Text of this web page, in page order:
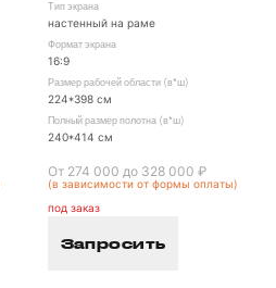
Тип экрана
настенный на раме
Формат экрана
16:9
Размер рабочей области (в*ш)
224*398 см
Полный размер полотна (в*ш)
240*414 см
От 274 000 до 328 000 ₽
(в зависимости от формы оплаты)
под заказ
Запросить